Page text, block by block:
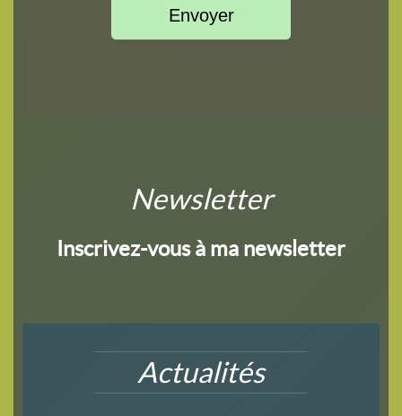
Newsletter
Inscrivez-vous à ma newsletter
Actualités